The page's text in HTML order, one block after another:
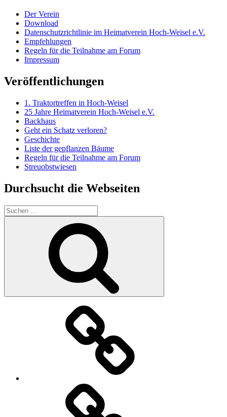
Der Verein
Download
Datenschutzrichtlinie im Heimatverein Hoch-Weisel e.V.
Empfehlungen
Regeln für die Teilnahme am Forum
Impressum
Veröffentlichungen
1. Traktortreffen in Hoch-Weisel
25 Jahre Heimatverein Hoch-Weisel e.V.
Backhaus
Geht ein Schatz verloren?
Geschichte
Liste der gepflanzen Bäume
Regeln für die Teilnahme am Forum
Streuobstwiesen
Durchsucht die Webseiten
Suchen
nach: